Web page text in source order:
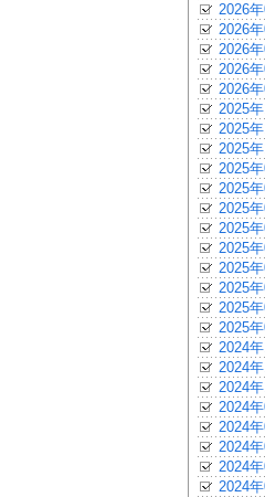
2026年
2026年
2026年
2026年
2026年
2025年
2025年
2025年
2025年
2025年
2025年
2025年
2025年
2025年
2025年
2025年
2025年
2024年
2024年
2024年
2024年
2024年
2024年
2024年
2024年